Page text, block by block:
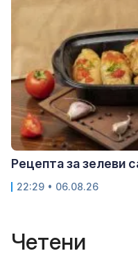
Рецепта за зелеви
22:29 • 06.08.26
Четени